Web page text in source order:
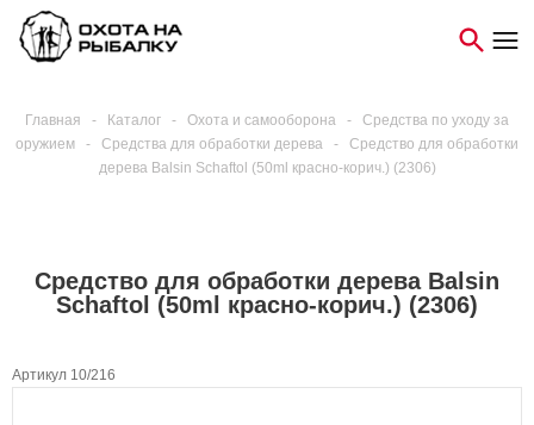
Главная - Каталог - Охота и самооборона -
Средства по уходу за
оружием
- Средства для обработки дерева -
Средство для обработки
дерева Balsin Schaftol (50ml красно-корич.) (2306)
Средство для обработки дерева Balsin
Schaftol (50ml красно-корич.) (2306)
Артикул 10/216